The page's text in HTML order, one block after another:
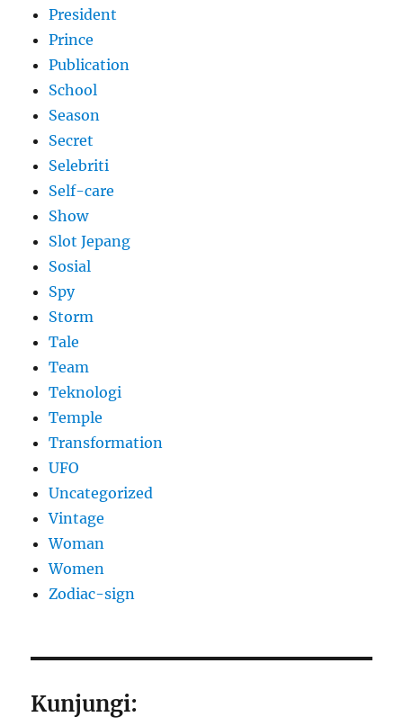
President
Prince
Publication
School
Season
Secret
Selebriti
Self-care
Show
Slot Jepang
Sosial
Spy
Storm
Tale
Team
Teknologi
Temple
Transformation
UFO
Uncategorized
Vintage
Woman
Women
Zodiac-sign
Kunjungi: